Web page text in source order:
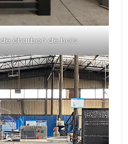
charbon de bois